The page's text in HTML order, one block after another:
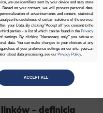
we use identifiers sent by your device and may store
on your consent, we will process personal data,
of advertisements and content, statistical
the usefulness of certain solutions of the service,
your Data. By clicking "Accept all" you consent to the
parties - a list of which can be found in the Privacy
settings. By clicking "Necessary only," you refuse to
data. You can make changes to your choices at any
of your preference settings on our site, you can
about data processing, see our Privacy Policy.
ACCEPT ALL
– definicja